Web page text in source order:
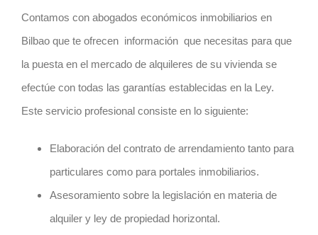
Contamos con abogados económicos inmobiliarios en
Bilbaoque te ofrecen información que necesitas para que
la puesta en el mercado de alquileres de su vivienda se
efectúe con todas las garantías establecidas en la Ley.
Este servicio profesional consiste en lo siguiente:
Elaboración del contrato de arrendamiento tanto para
particulares como para portales inmobiliarios.
Asesoramiento sobre la legislación en materia de
alquiler y ley de propiedad horizontal.